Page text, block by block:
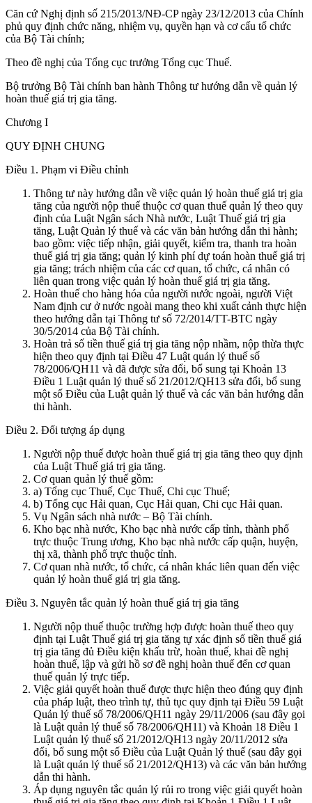
Căn cứ Nghị định số 215/2013/NĐ-CP ngày 23/12/2013 của Chính
phủ quy định chức năng, nhiệm vụ, quyền hạn và cơ cấu tổ chức
của Bộ Tài chính;
Theo đề nghị của Tổng cục trưởng Tổng cục Thuế.
Bộ trưởng Bộ Tài chính ban hành Thông tư hướng dẫn về quản lý
hoàn thuế giá trị gia tăng.
Chương I
QUY ĐỊNH CHUNG
Điều 1. Phạm vi Điều chỉnh
Thông tư này hướng dẫn về việc quản lý hoàn thuế giá trị gia
tăng của người nộp thuế thuộc cơ quan thuế quản lý theo quy
định của Luật Ngân sách Nhà nước, Luật Thuế giá trị gia
tăng, Luật Quản lý thuế và các văn bản hướng dẫn thi hành;
bao gồm: việc tiếp nhận, giải quyết, kiểm tra, thanh tra hoàn
thuế giá trị gia tăng; quản lý kinh phí dự toán hoàn thuế giá trị
gia tăng; trách nhiệm của các cơ quan, tổ chức, cá nhân có
liên quan trong việc quản lý hoàn thuế giá trị gia tăng.
Hoàn thuế cho hàng hóa của người nước ngoài, người Việt
Nam định cư ở nước ngoài mang theo khi xuất cảnh thực hiện
theo hướng dẫn tại Thông tư số 72/2014/TT-BTC ngày
30/5/2014 của Bộ Tài chính.
Hoàn trả số tiền thuế giá trị gia tăng nộp nhầm, nộp thừa thực
hiện theo quy định tại Điều 47 Luật quản lý thuế số
78/2006/QH11 và đã được sửa đổi, bổ sung tại Khoản 13
Điều 1 Luật quản lý thuế số 21/2012/QH13 sửa đổi, bổ sung
một số Điều của Luật quản lý thuế và các văn bản hướng dẫn
thi hành.
Điều 2. Đối tượng áp dụng
Người nộp thuế được hoàn thuế giá trị gia tăng theo quy định
của Luật Thuế giá trị gia tăng.
Cơ quan quản lý thuế gồm:
a) Tổng cục Thuế, Cục Thuế, Chi cục Thuế;
b) Tổng cục Hải quan, Cục Hải quan, Chi cục Hải quan.
Vụ Ngân sách nhà nước – Bộ Tài chính.
Kho bạc nhà nước, Kho bạc nhà nước cấp tỉnh, thành phố
trực thuộc Trung ương, Kho bạc nhà nước cấp quận, huyện,
thị xã, thành phố trực thuộc tỉnh.
Cơ quan nhà nước, tổ chức, cá nhân khác liên quan đến việc
quản lý hoàn thuế giá trị gia tăng.
Điều 3. Nguyên tắc quản lý hoàn thuế giá trị gia tăng
Người nộp thuế thuộc trường hợp được hoàn thuế theo quy
định tại Luật Thuế giá trị gia tăng tự xác định số tiền thuế giá
trị gia tăng đủ Điều kiện khấu trừ, hoàn thuế, khai đề nghị
hoàn thuế, lập và gửi hồ sơ đề nghị hoàn thuế đến cơ quan
thuế quản lý trực tiếp.
Việc giải quyết hoàn thuế được thực hiện theo đúng quy định
của pháp luật, theo trình tự, thủ tục quy định tại Điều 59 Luật
Quản lý thuế số 78/2006/QH11 ngày 29/11/2006 (sau đây gọi
là Luật quản lý thuế số 78/2006/QH11) và Khoản 18 Điều 1
Luật quản lý thuế số 21/2012/QH13 ngày 20/11/2012 sửa
đổi, bổ sung một số Điều của Luật Quản lý thuế (sau đây gọi
là Luật quản lý thuế số 21/2012/QH13) và các văn bản hướng
dẫn thi hành.
Áp dụng nguyên tắc quản lý rủi ro trong việc giải quyết hoàn